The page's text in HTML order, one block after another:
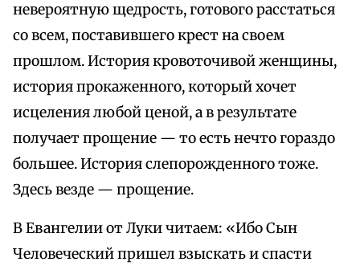
невероятную щедрость, готового расстаться
со всем, поставившего крест на своем
прошлом. История кровоточивой женщины,
история прокаженного, который хочет
исцеления любой ценой, а в результате
получает прощение — то есть нечто гораздо
большее. История слепорожденного тоже.
Здесь везде — прощение.
В Евангелии от Луки читаем: «Ибо Сын
Человеческий пришел взыскать и спасти